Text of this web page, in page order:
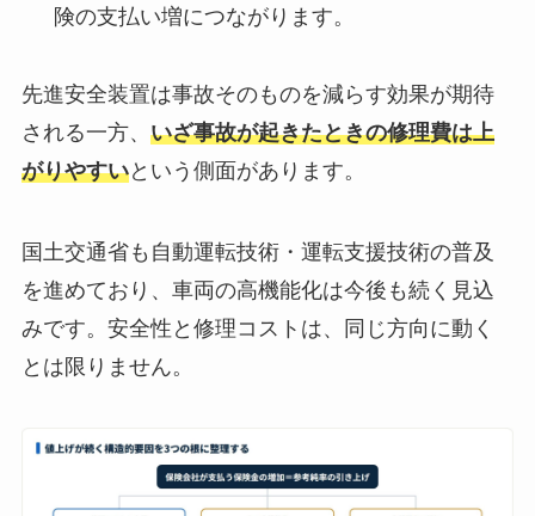
険の支払い増につながります。
先進安全装置は事故そのものを減らす効果が期待
される一方、 いざ事故が起きたときの修理費は上
がりやすいという側面があります。
国土交通省も自動運転技術・運転支援技術の普及
を進めており、車両の高機能化は今後も続く見込
みです。安全性と修理コストは、同じ方向に動く
とは限りません。